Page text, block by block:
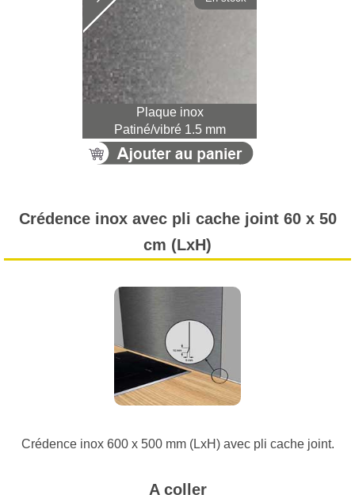
Plaque inox
Patiné/vibré 1.5 mm
Crédence inox avec pli cache joint 60 x 50
cm (LxH)
Crédence inox 600 x 500 mm (LxH) avec pli cache joint.
A coller